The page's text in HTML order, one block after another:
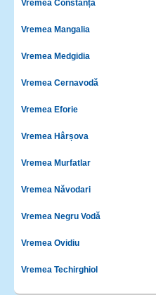
Vremea Constanța
Vremea Mangalia
Vremea Medgidia
Vremea Cernavodă
Vremea Eforie
Vremea Hârșova
Vremea Murfatlar
Vremea Năvodari
Vremea Negru Vodă
Vremea Ovidiu
Vremea Techirghiol